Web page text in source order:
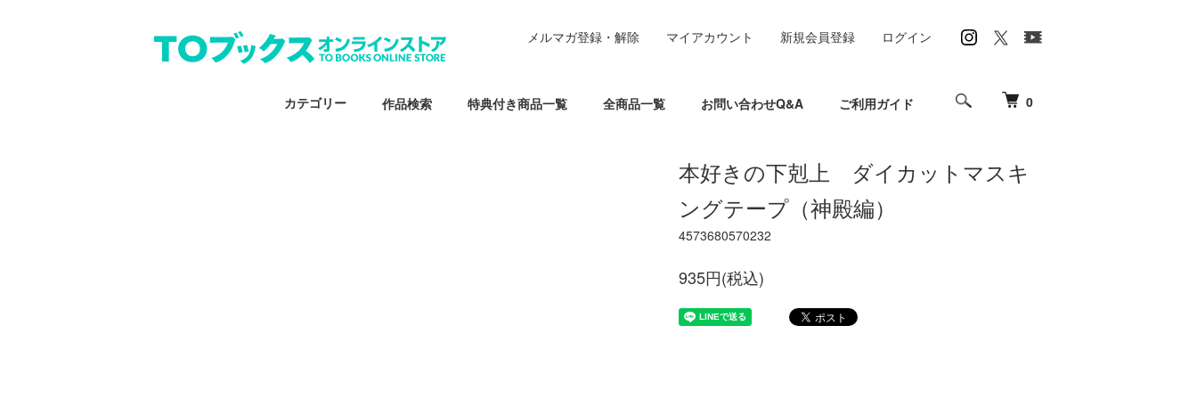
0
カテゴリー 作品検索 特典付き商品一覧 全商品一覧 お問い合わせQ&A ご利用ガイド
メルマガ登録・解除 マイアカウント 新規会員登録 ログイン
本好きの下剋上 ダイカットマスキ
ングテープ（神殿編）
4573680570232
935円(税込)